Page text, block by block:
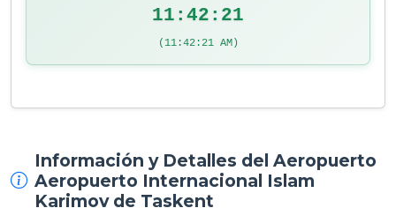
11:42:21
(11:42:21 AM)
Información y Detalles del Aeropuerto
Aeropuerto Internacional Islam
Karimov de Taskent